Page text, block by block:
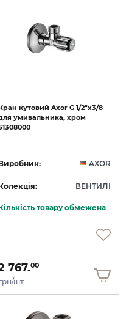
кутовий Axor G 1/2"х3/8
умивальника, хром
AXOR
ВЕНТИЛІ
товару обмежена
767.00
шт